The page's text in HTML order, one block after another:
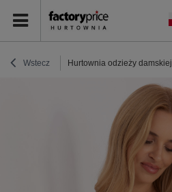
Wstecz Hurtownia odzieży damskiej